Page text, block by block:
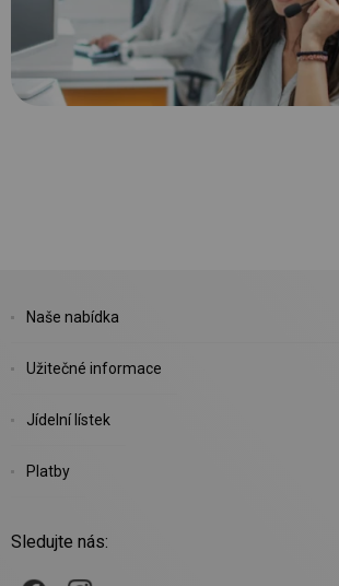
Naše nabídka
Užitečné informace
Jídelní lístek
Platby
Sledujte nás: